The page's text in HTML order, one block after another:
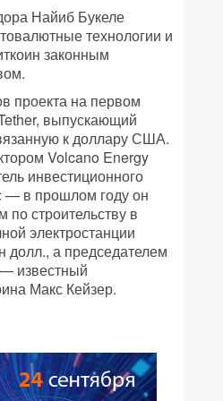
Найиб Букеле
технологии и
законным
проекта на первом
выпускающий
к доллару США.
Volcano Energy
инвестиционного
— в прошлом году он
по строительству в
электростанции
долл., а председателем
известный
Макс Кейзер.